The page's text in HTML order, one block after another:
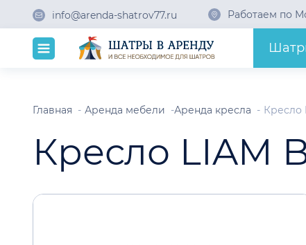
info@arenda-shatrov77.ru Работаем по
Главная Аренда мебели Аренда кресла Кресло
Кресло LIAM